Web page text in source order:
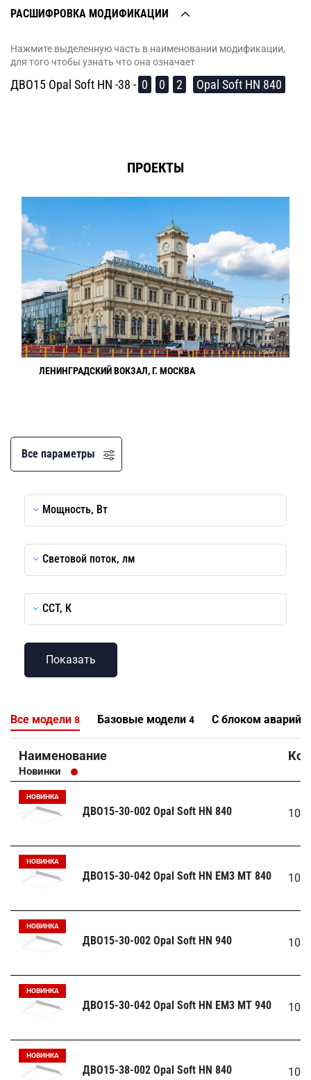
РАСШИФРОВКА МОДИФИКАЦИИ
Нажмите выделенную часть в наименовании модификации,
для того чтобы узнать что она означает
ДВО15 Opal Soft HN -38 - 0 0 2 Opal Soft HN 840
ПРОЕКТЫ
ЛЕНИНГРАДСКИЙ ВОКЗАЛ, Г. МОСКВА
Все параметры
Мощность, Вт
Световой поток, лм
CCT, К
Все модели 8 Базовые модели 4 С блоком
Наименование
Новинки
Код
НОВИНКА
ДВО15-30-002 Opal Soft HN 840
НОВИНКА
ДВО15-30-042 Opal Soft HN EM3 MT 840
НОВИНКА
ДВО15-30-002 Opal Soft HN 940
НОВИНКА
ДВО15-30-042 Opal Soft HN EM3 MT 940
НОВИНКА
ДВО15-38-002 Opal Soft HN 840